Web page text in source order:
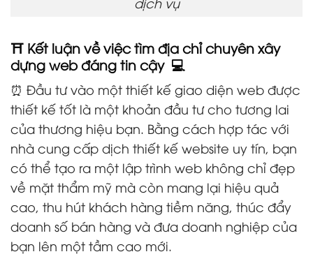
⛩️ Kết luận về việc tìm địa chỉ chuyên xây
dựng web đáng tin cậy 💻
⏰ Đầu tư vào một thiết kế giao diện web được
thiết kế tốt là một khoản đầu tư cho tương lai
của thương hiệu bạn. Bằng cách hợp tác với
nhà cung cấp dịch thiết kế website uy tín, bạn
có thể tạo ra một lập trình web không chỉ đẹp
về mặt thẩm mỹ mà còn mang lại hiệu quả
cao, thu hút khách hàng tiềm năng, thúc đẩy
doanh số bán hàng và đưa doanh nghiệp của
bạn lên một tầm cao mới.